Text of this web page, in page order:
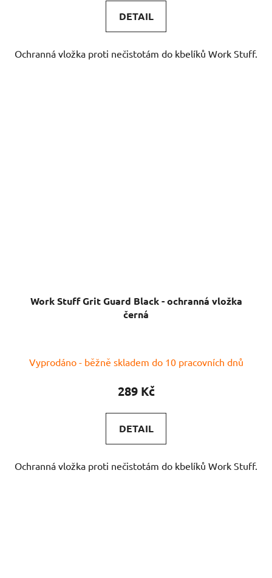
DETAIL
Ochranná vložka proti nečistotám do kbelíků Work Stuff.
Work Stuff Grit Guard Black - ochranná vložka
černá
Vyprodáno - běžně skladem do 10 pracovních dnů
289 Kč
DETAIL
Ochranná vložka proti nečistotám do kbelíků Work Stuff.